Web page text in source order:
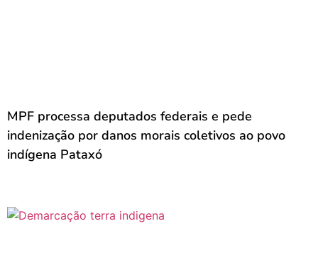
MPF processa deputados federais e pede
indenização por danos morais coletivos ao povo
indígena Pataxó